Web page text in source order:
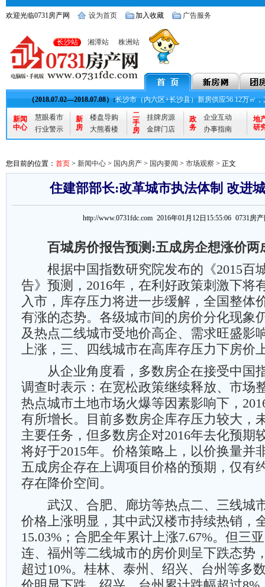
欢迎光临0731房产网 设为首页 加入收藏 广告服务
长沙站 湘潭站 株洲站
（2018.07.02—2018.07.08）:长沙市（内六区+长沙县）新房供应56.12万㎡
新闻
中心
慧眼看市
行业警示
新
房
楼盘导购
大熊看楼
二
手
房
挂牌房源
金牌门店
政
务
企业互动
办事指南
地
研
您目前的位置： 首页 > 新闻中心 > 国内房产 > 国内要闻 > 市场观察 > 正文
住建部部长:改革城市执法体制 改进
http://www.0731fdc.com 2016年01月12日15:55:06 0731房
百城房价报告预测:五成房企想涨价两
根据中国指数研究院发布的《2015百
告》预测，2016年，在利好政策刺激下将
入市，库存压力将进一步缓解，全国整体
有涨的态势。各级城市间的房价分化现象
及热点二线城市受地价高企、需求旺盛影
上涨，三、四线城市在高库存压力下房价
从企业角度看，多数房企在接受中国
调查时表示：在宽松政策继续释放、市场
热点城市土地市场火爆等因素影响下，
有所增长。目前多数房企库存压力较大，
主要任务，但多数房企对2016年去化预期
将好于2015年。价格策略上，以价换量并
五成房企存在上调项目价格的预期，仅有
存在降价空间。
武汉、合肥、廊坊等热点二、三线城
价格上涨明显，其中武汉楼市持续热销，
15.03%；合肥全年累计上涨7.67%。但三
连、福州等二线城市的房价则呈下跌态势
超过10%。桂林、泰州、绍兴、台州等多